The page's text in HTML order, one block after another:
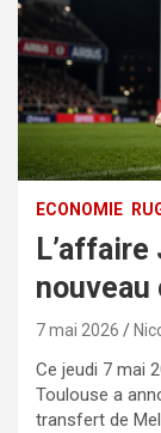
ECONOMIE
nouveau
7 mai 2026
Ce jeudi 7 mai
Toulouse a
transfert de